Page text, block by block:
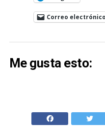
Correo electrónico
Me gusta esto: